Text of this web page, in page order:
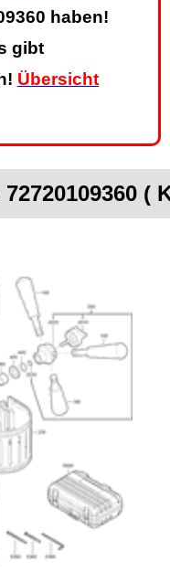
haben!
gibt
Übersicht
(